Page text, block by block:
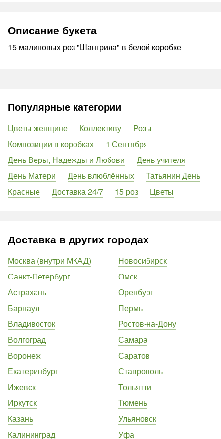
Описание букета
15 малиновых роз "Шангрила" в белой коробке
Популярные категории
Цветы женщине Коллективу
Розы
Композиции в коробках
1 Сентября
День Веры, Надежды и Любови
День учителя
День Матери
День влюблённых
Татьянин День
Красные
Доставка 24/7 15 роз Цветы
Доставка в других городах
Москва (внутри МКАД)
Санкт-Петербург
Астрахань
Барнаул
Владивосток
Волгоград
Воронеж
Екатеринбург
Ижевск
Иркутск
Казань
Калининград
Новосибирск
Омск
Оренбург
Пермь
Ростов-на-Дону
Самара
Саратов
Ставрополь
Тольятти
Тюмень
Ульяновск
Уфа